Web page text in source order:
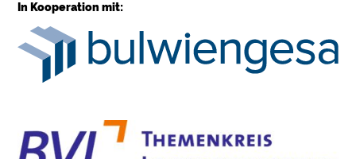
In Kooperation mit: